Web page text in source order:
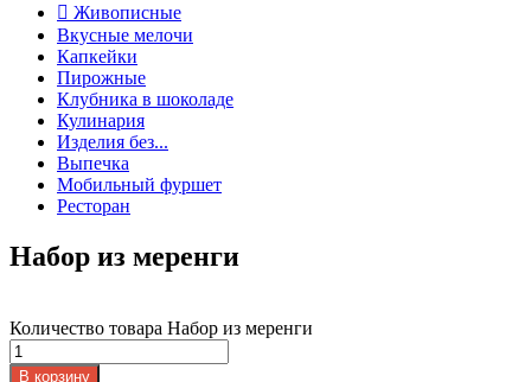
Живописные
Вкусные мелочи
Капкейки
Пирожные
Клубника в шоколаде
Кулинария
Изделия без...
Выпечка
Мобильный фуршет
Ресторан
Набор из меренги
Количество товара Набор из меренги
В корзину